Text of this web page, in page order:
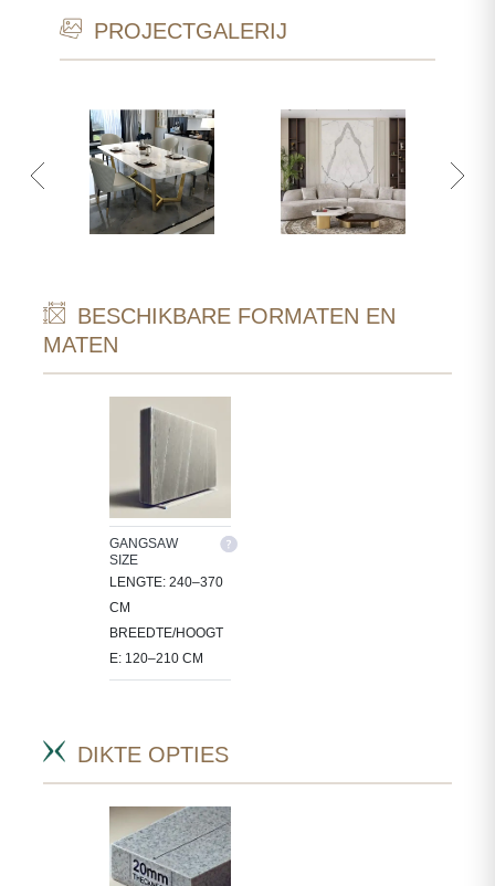
PROJECTGALERIJ
BESCHIKBARE FORMATEN EN
MATEN
GANGSAW
SIZE
LENGTE: 240–370
CM
BREEDTE/HOOGT
E: 120–210 CM
DIKTE OPTIES